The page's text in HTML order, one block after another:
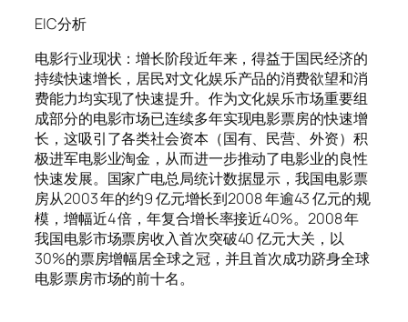
EIC分析
电影行业现状：增长阶段 近年来，得益于国民经济的
持续快速增长，居民对文化娱乐产品的消费欲望和消
费能力均实现了快速提升。作为文化娱乐市场重要组
成部分的电影市场已连续多年实现电影票房的快速增
长，这吸引了各类社会资本（国有、民营、外资）积
极进军电影业淘金，从而进一步推动了电影业的良性
快速发展。国家广电总局统计数据显示，我国电影票
房从2003 年的约9 亿元增长到2008 年逾43 亿元的规
模，增幅近4 倍，年复合增长率接近40%。2008 年
我国电影市场票房收入首次突破40 亿元大关，以
30%的票房增幅居全球之冠，并且首次成功跻身全球
电影票房市场的前十名。